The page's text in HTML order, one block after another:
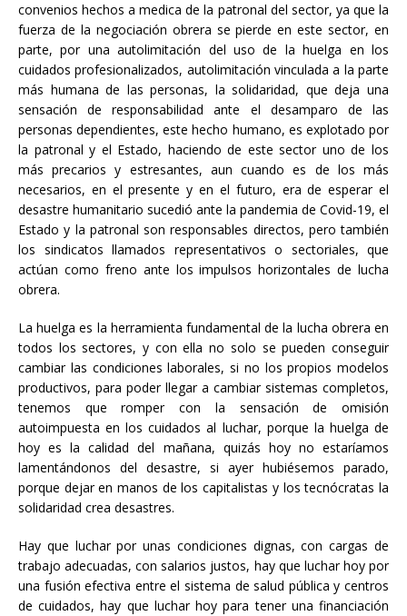
convenios hechos a medica de la patronal del sector, ya que la
fuerza de la negociación obrera se pierde en este sector, en
parte, por una autolimitación del uso de la huelga en los
cuidados profesionalizados, autolimitación vinculada a la parte
más humana de las personas, la solidaridad, que deja una
sensación de responsabilidad ante el desamparo de las
personas dependientes, este hecho humano, es explotado por
la patronal y el Estado, haciendo de este sector uno de los
más precarios y estresantes, aun cuando es de los más
necesarios, en el presente y en el futuro, era de esperar el
desastre humanitario sucedió ante la pandemia de Covid-19, el
Estado y la patronal son responsables directos, pero también
los sindicatos llamados representativos o sectoriales, que
actúan como freno ante los impulsos horizontales de lucha
obrera.
La huelga es la herramienta fundamental de la lucha obrera en
todos los sectores, y con ella no solo se pueden conseguir
cambiar las condiciones laborales, si no los propios modelos
productivos, para poder llegar a cambiar sistemas completos,
tenemos que romper con la sensación de omisión
autoimpuesta en los cuidados al luchar, porque la huelga de
hoy es la calidad del mañana, quizás hoy no estaríamos
lamentándonos del desastre, si ayer hubiésemos parado,
porque dejar en manos de los capitalistas y los tecnócratas la
solidaridad crea desastres.
Hay que luchar por unas condiciones dignas, con cargas de
trabajo adecuadas, con salarios justos, hay que luchar hoy por
una fusión efectiva entre el sistema de salud pública y centros
de cuidados, hay que luchar hoy para tener una financiación